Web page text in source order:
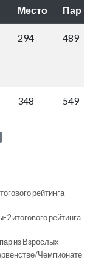
Место Пар
294 489
348 549
рейтинга
итогового рейтинга
из Взрослых
Чемпионате